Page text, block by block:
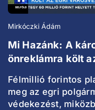
Mirkóczki Ádám
Mi Hazánk: A
önreklámra költ
Félmillió forintos
meg az egri
védekezést,